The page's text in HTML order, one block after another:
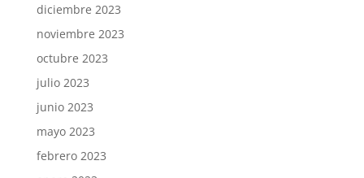
diciembre 2023
noviembre 2023
octubre 2023
julio 2023
junio 2023
mayo 2023
febrero 2023